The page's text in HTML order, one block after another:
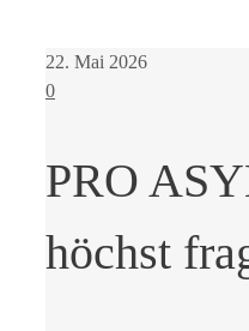
22. Mai 2026
0
PRO
höchst